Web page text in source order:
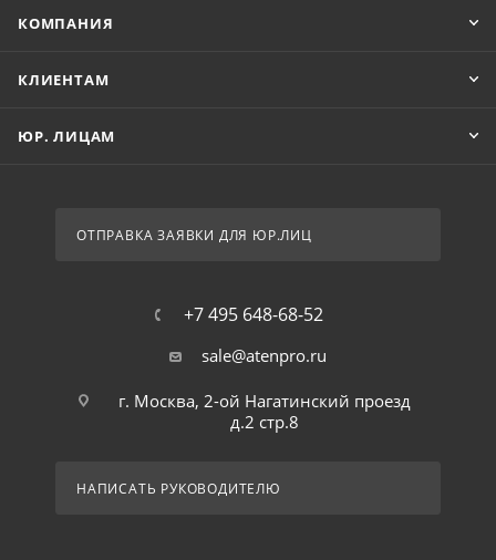
КОМПАНИЯ
КЛИЕНТАМ
ЮР. ЛИЦАМ
ОТПРАВКА ЗАЯВКИ ДЛЯ ЮР.ЛИЦ
+7 495 648-68-52
sale@atenpro.ru
г. Москва, 2-ой Нагатинский проезд
д.2 стр.8
НАПИСАТЬ РУКОВОДИТЕЛЮ